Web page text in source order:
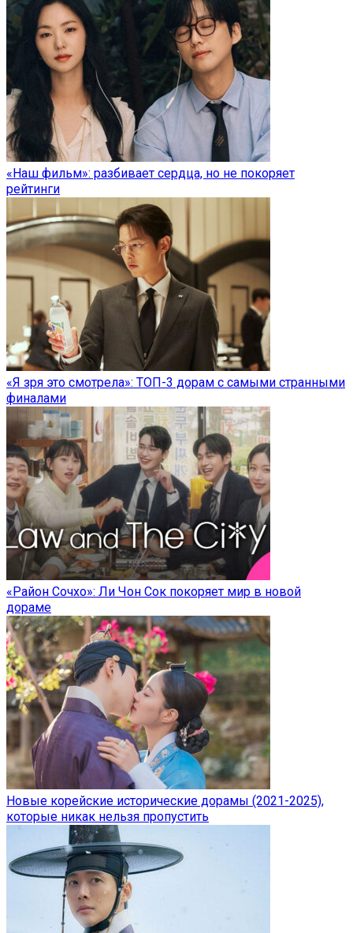
«Наш фильм»: разбивает сердца, но не покоряет
рейтинги
«Я зря это смотрела»: ТОП-3 дорам с самыми странными
финалами
«Район Сочхо»: Ли Чон Сок покоряет мир в новой
дораме
Новые корейские исторические дорамы (2021-2025),
которые никак нельзя пропустить